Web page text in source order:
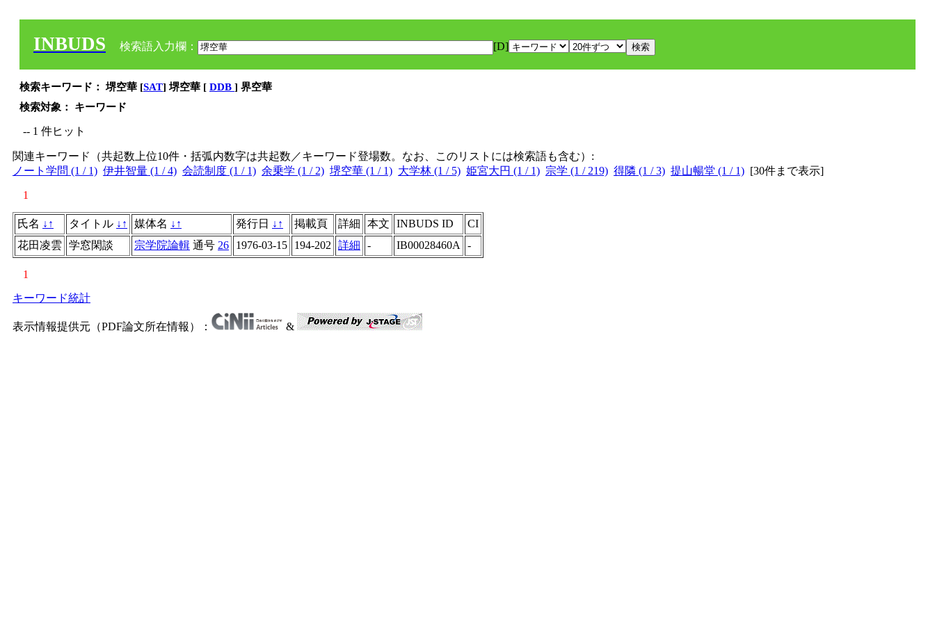
INBUDS 検索語入力欄： [D]
検索キーワード： 堺空華 [SAT] 堺空華 [ DDB ] 界空華
検索対象： キーワード
-- 1 件ヒット
関連キーワード（共起数上位10件・括弧内数字は共起数／キーワード登場数。なお、このリストには検索語も含む）:
ノート学問 (1 / 1) 伊井智量 (1 / 4) 会読制度 (1 / 1) 余乗学 (1 / 2) 堺空華 (1 / 1) 大学林 (1 / 5) 姫宮大円 (1 / 1) 宗学 (1 / 219) 得隣 (1 / 3) 提山暢堂 (1 / 1) [30件まで表示]
1
氏名 ↓ ↑ タイトル ↓ ↑ 媒体名 ↓ ↑ 発行日 ↓ ↑ 掲載頁 詳細 本文 INBUDS ID
CI
花田凌雲
学窓閑談 宗学院論輯 通号 26 1976-03-15 194-202 詳細 - IB00028460A -
1
キーワード統計
表示情報提供元（PDF論文所在情報）： &